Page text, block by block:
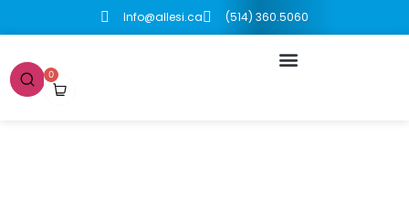
Info@allesi.ca (514) 360.5060
0